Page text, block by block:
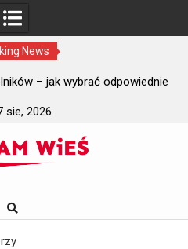
News
– jak wybrać odpowiednie
sie, 2026